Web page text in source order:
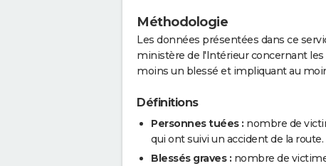
Méthodologie
Les données présentées dans ce
ministère de l'Intérieur concernant les
moins un blessé et impliquant au
Définitions
Personnes tuées : nombre de
qui ont suivi un accident de la route.
Blessés graves : nombre de